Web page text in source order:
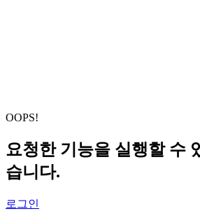
OOPS!
요청한 기능을 실행할 수
습니다.
로그인